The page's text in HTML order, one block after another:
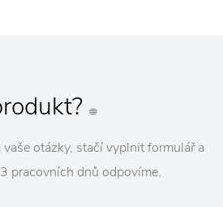
otázky, stačí vyplnit formulář a
pracovních dnů odpovíme.